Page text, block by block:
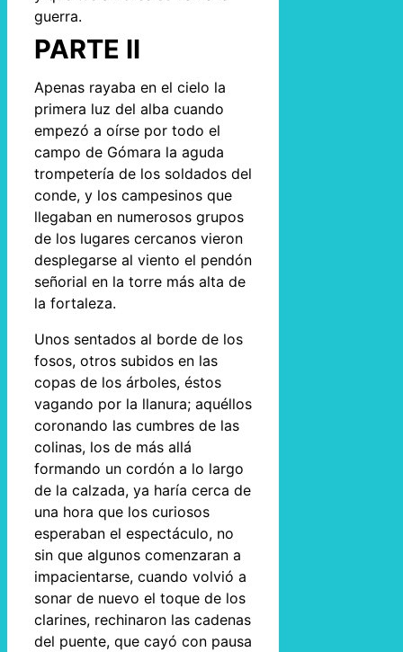
guerra.
PARTE II
Apenas rayaba en el cielo la
primera luz del alba cuando
empezó a oírse por todo el
campo de Gómara la aguda
trompetería de los soldados del
conde, y los campesinos que
llegaban en numerosos grupos
de los lugares cercanos vieron
desplegarse al viento el pendón
señorial en la torre más alta de
la fortaleza.
Unos sentados al borde de los
fosos, otros subidos en las
copas de los árboles, éstos
vagando por la llanura; aquéllos
coronando las cumbres de las
colinas, los de más allá
formando un cordón a lo largo
de la calzada, ya haría cerca de
una hora que los curiosos
esperaban el espectáculo, no
sin que algunos comenzaran a
impacientarse, cuando volvió a
sonar de nuevo el toque de los
clarines, rechinaron las cadenas
del puente, que cayó con pausa